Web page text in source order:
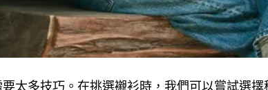
太多技巧。在挑選襯衫時，我們可以嘗試選擇